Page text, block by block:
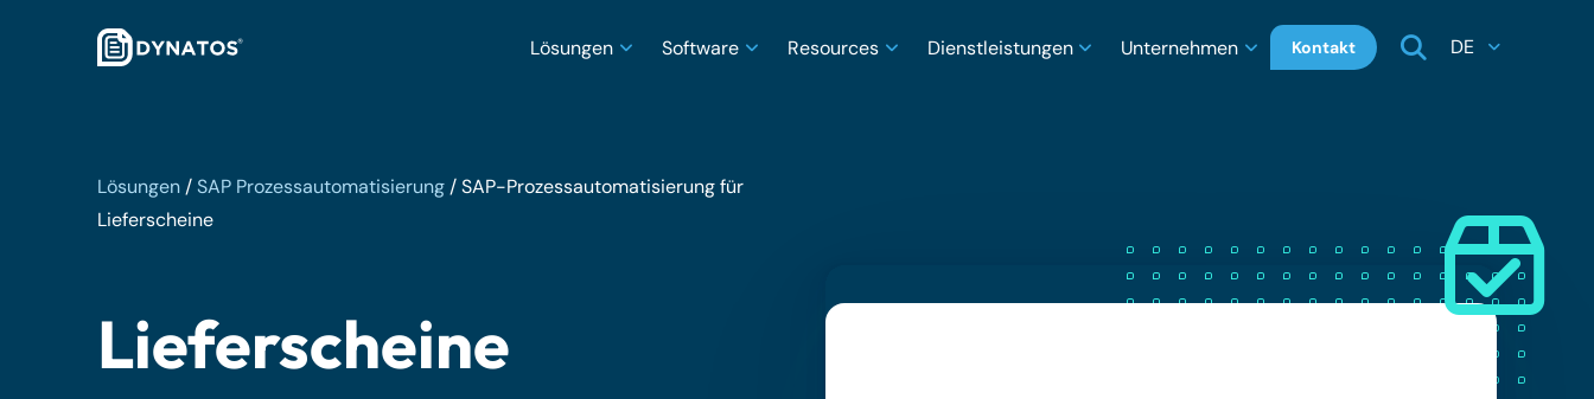
Lösungen Software Resources Dienstleistungen Unternehmen Kontakt DE
Lösungen /SAP Prozessautomatisierung /SAP-Prozessautomatisierung für
Lieferscheine
Lieferscheine